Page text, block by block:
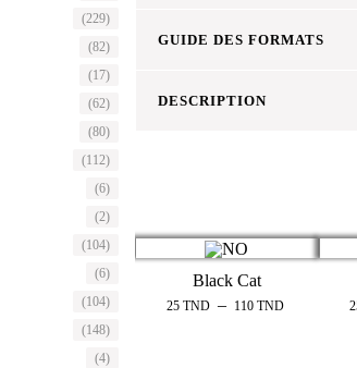
GUIDE DES FORMATS
DESCRIPTION
Black Cat
25 TND – 110 TND
(229)
(82)
(17)
(62)
(80)
(112)
(6)
(2)
(104)
(6)
(104)
(148)
(4)